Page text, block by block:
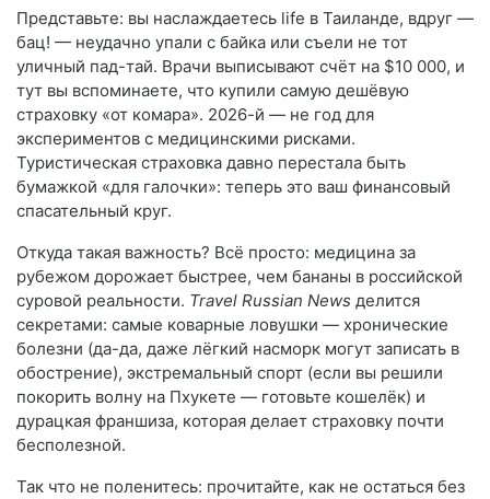
Представьте: вы наслаждаетесь life в Таиланде, вдруг —
бац! — неудачно упали с байка или съели не тот
уличный пад-тай. Врачи выписывают счёт на $10 000, и
тут вы вспоминаете, что купили самую дешёвую
страховку «от комара». 2026-й — не год для
экспериментов с медицинскими рисками.
Туристическая страховка давно перестала быть
бумажкой «для галочки»: теперь это ваш финансовый
спасательный круг.
Откуда такая важность? Всё просто: медицина за
рубежом дорожает быстрее, чем бананы в российской
суровой реальности. Travel Russian News делится
секретами: самые коварные ловушки — хронические
болезни (да-да, даже лёгкий насморк могут записать в
обострение), экстремальный спорт (если вы решили
покорить волну на Пхукете — готовьте кошелёк) и
дурацкая франшиза, которая делает страховку почти
бесполезной.
Так что не поленитесь: прочитайте, как не остаться без